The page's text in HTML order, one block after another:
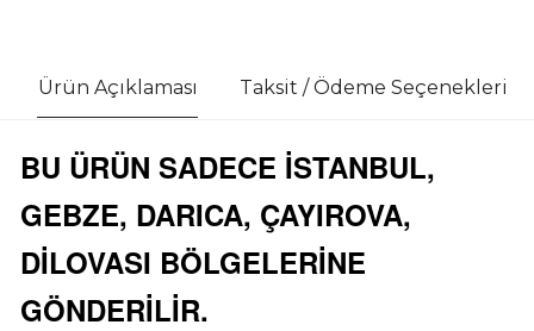
Ürün Açıklaması Taksit / Ödeme Seçenekleri
BU ÜRÜN SADECE İSTANBUL,
GEBZE, DARICA, ÇAYIROVA,
DİLOVASI BÖLGELERİNE
GÖNDERİLİR.